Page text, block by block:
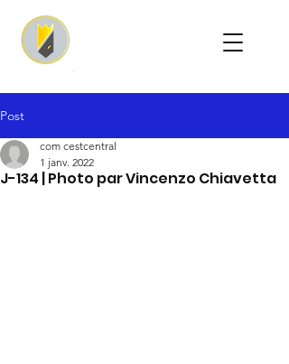
Post
J-134 | Photo par Vincenzo Chiavetta
com cestcentral
1 janv. 2022